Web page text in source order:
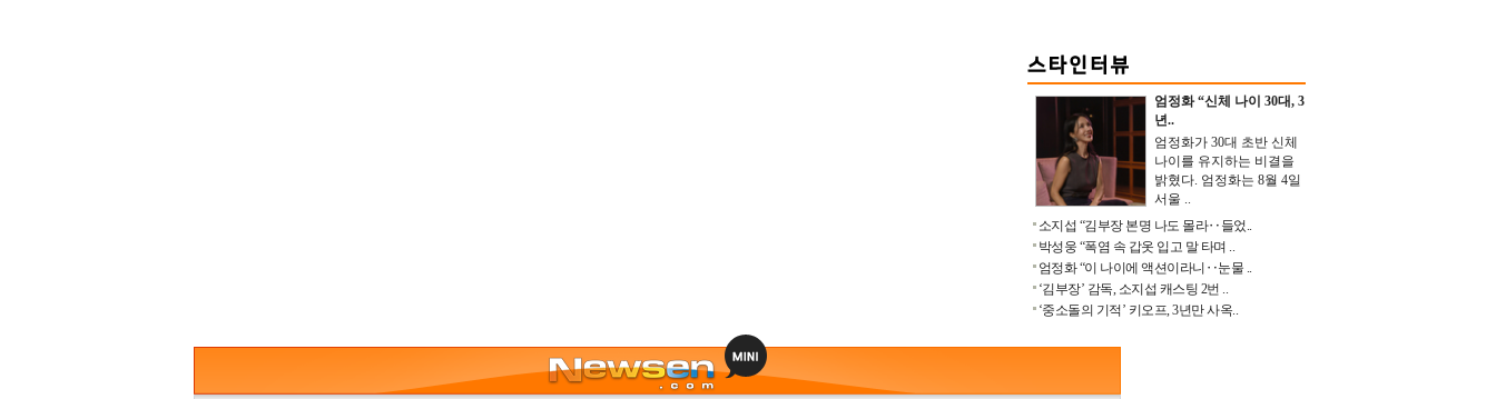
엄정화 “신체 나이 30대, 3
년..
엄정화가 30대 초반 신체
나이를 유지하는 비결을
밝혔다. 엄정화는 8월 4일
서울 ..
소지섭 “김부장 본명 나도 몰라‥들었..
박성웅 “폭염 속 갑옷 입고 말 타며 ..
엄정화 “이 나이에 액션이라니‥눈물 ..
‘김부장’ 감독, 소지섭 캐스팅 2번 ..
‘중소돌의 기적’ 키오프, 3년만 사옥..